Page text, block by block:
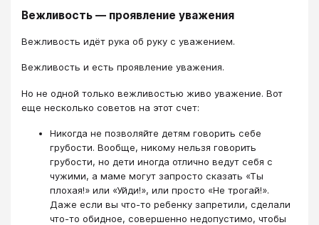
Вежливость — проявление уважения
Вежливость идёт рука об руку с уважением.
Вежливость и есть проявление уважения.
Но не одной только вежливостью живо уважение. Вот
еще несколько советов на этот счет:
Никогда не позволяйте детям говорить себе
грубости. Вообще, никому нельзя говорить
грубости, но дети иногда отлично ведут себя с
чужими, а маме могут запросто сказать «Ты
плохая!» или «Уйди!», или просто «Не трогай!».
Даже если вы что-то ребенку запретили, сделали
что-то обидное, совершенно недопустимо, чтобы